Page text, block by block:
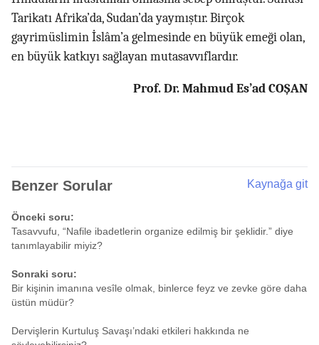
Tarikatı Afrika’da, Sudan’da yaymıştır. Birçok
gayrimüslimin İslâm’a gelmesinde en büyük emeği olan,
en büyük katkıyı sağlayan mutasavvıflardır.
Prof. Dr. Mahmud Es’ad COŞAN
Benzer Sorular Kaynağa git
Önceki soru:
Tasavvufu, “Nafile ibadetlerin organize edilmiş bir şeklidir.” diye
tanımlayabilir miyiz?
Sonraki soru:
Bir kişinin imanına vesîle olmak, binlerce feyz ve zevke göre daha
üstün müdür?
Dervişlerin Kurtuluş Savaşı’ndaki etkileri hakkında ne